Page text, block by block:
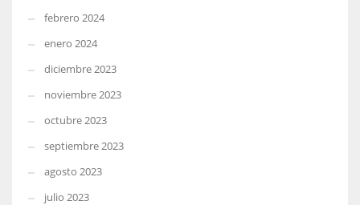
febrero 2024
enero 2024
diciembre 2023
noviembre 2023
octubre 2023
septiembre 2023
agosto 2023
julio 2023